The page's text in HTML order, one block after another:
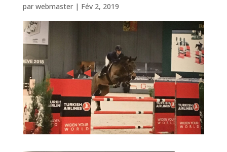
par webmaster| Fév 2, 2019